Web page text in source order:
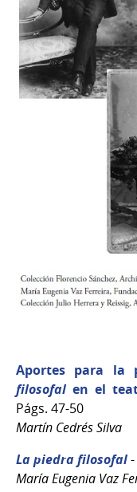
Aportes para la
filosofal en el
Págs. 47-50
Martín Cedrés Silva
La piedra filosofal
María Eugenia Vaz